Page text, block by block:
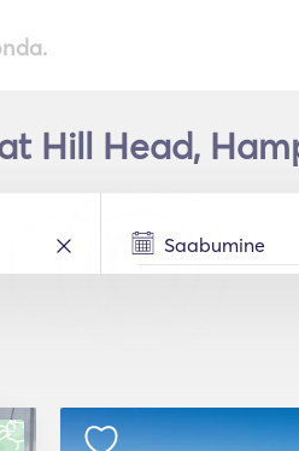
Hill Head,